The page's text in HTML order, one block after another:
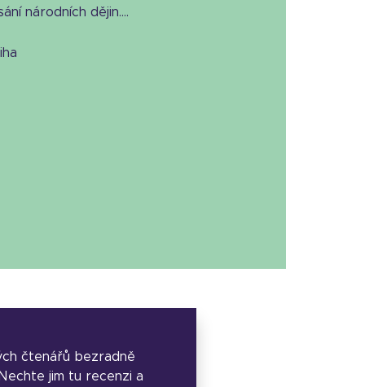
národních dějin....
čtenářů bezradně
jim tu recenzi a